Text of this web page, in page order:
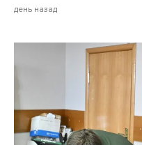
день назад